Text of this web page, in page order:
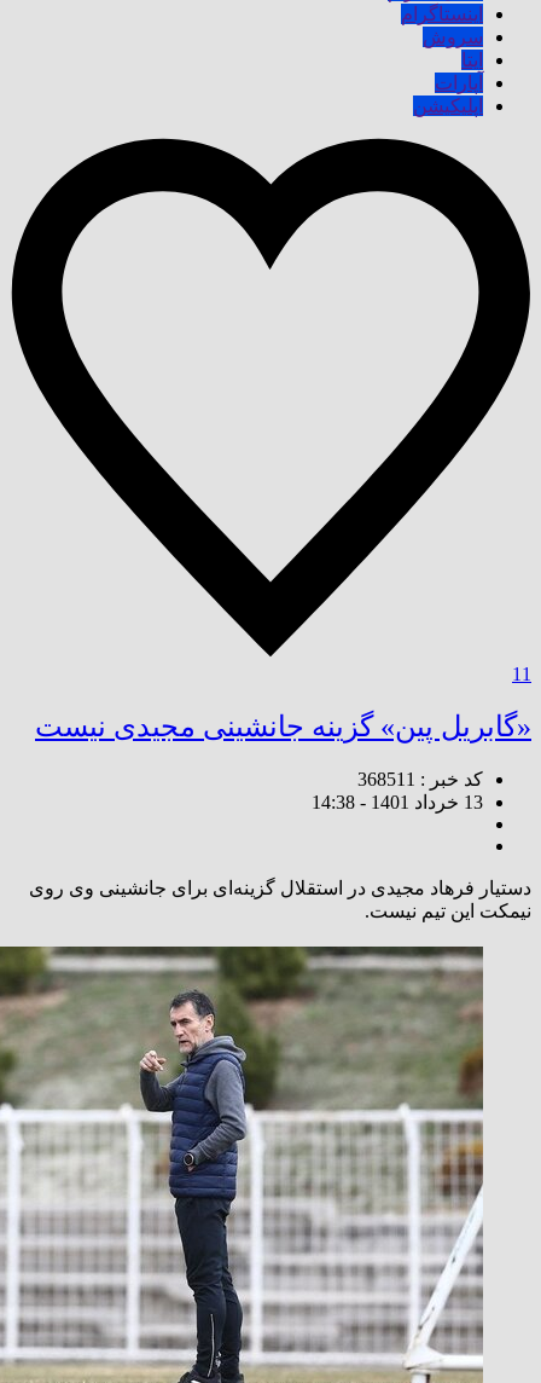
اینستاگرام
سروش
ایتا
آپارات
اپلیکیشن
11
«گابریل پین» گزینه جانشینی مجیدی نیست
کد خبر : 368511
13 خرداد 1401 - 14:38
دستیار فرهاد مجیدی در استقلال گزینه‌ای برای جانشینی وی روی
نیمکت این تیم نیست.